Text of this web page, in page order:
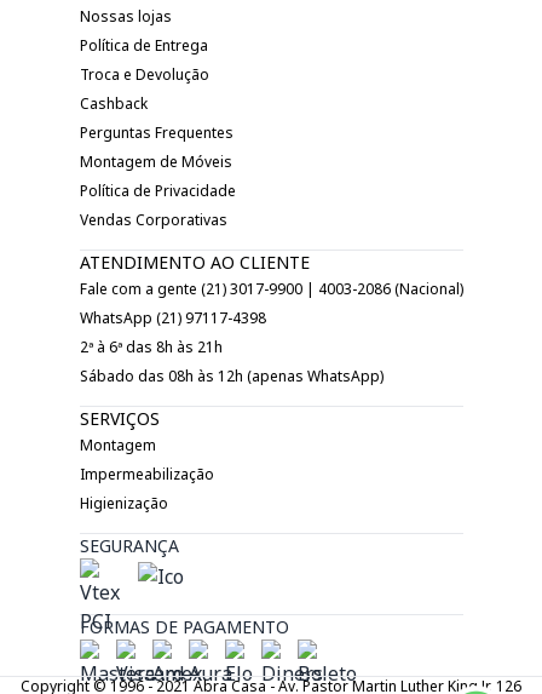
Nossas lojas
Política de Entrega
Troca e Devolução
Cashback
Perguntas Frequentes
Montagem de Móveis
Política de Privacidade
Vendas Corporativas
ATENDIMENTO AO CLIENTE
Fale com a gente (21) 3017-9900 | 4003-2086 (Nacional)
WhatsApp (21) 97117-4398
2ª à 6ª das 8h às 21h
Sábado das 08h às 12h (apenas WhatsApp)
SERVIÇOS
Montagem
Impermeabilização
Higienização
SEGURANÇA
FORMAS DE PAGAMENTO
Copyright © 1996 - 2021 Abra Casa - Av. Pastor Martin Luther King Jr. 126